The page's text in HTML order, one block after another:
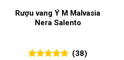
Rượu vang Ý M Malvasia
Nera Salento
(38)